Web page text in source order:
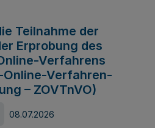
Teilnahme der
Erprobung des
Verfahrens
Verfahren-
– ZOVTnVO)
08.07.2026